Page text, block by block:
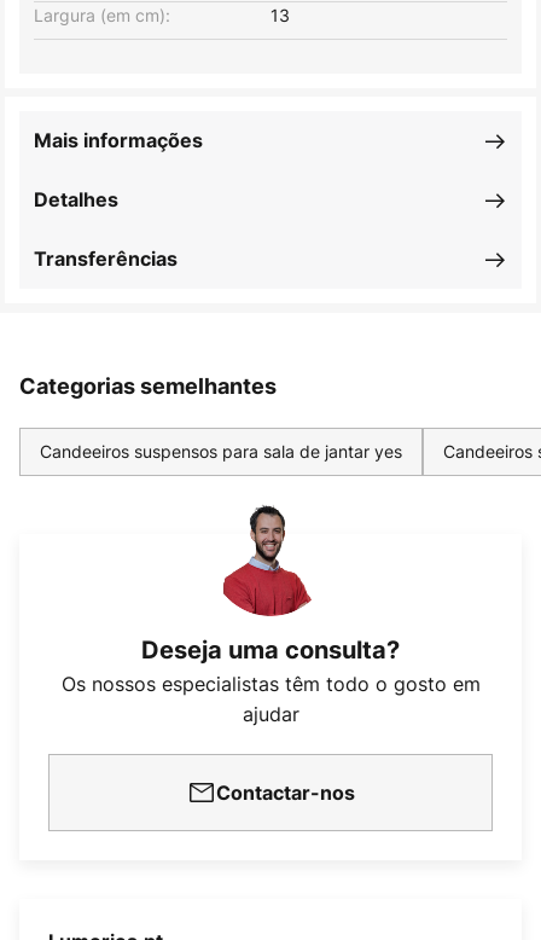
Largura (em cm): 13
Detalhes
Mais informações
Transferências
Categorias semelhantes
Candeeiros suspensos para sala de jantar yes Candeeiros
Deseja uma consulta?
Os nossos especialistas têm todo o gosto em
ajudar
Contactar-nos